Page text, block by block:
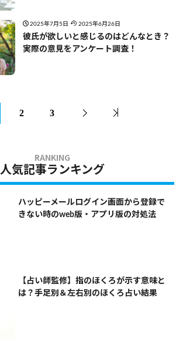
2025年7月5日 2025年6月26日
彼氏が欲しいと感じるのはどんなとき？
実際の意見をアンケート調査！
2 3
人気記事ランキング
ハッピーメールログイン画面から登録で
きない時のweb版・アプリ版の対処法
【占い師監修】指のほくろが示す意味と
は？手足別＆左右別のほくろ占い結果